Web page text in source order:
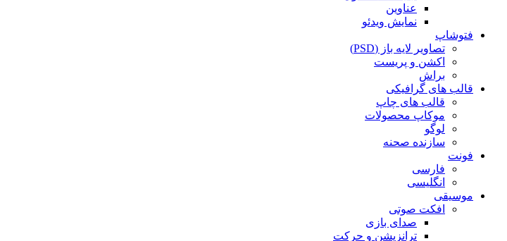
عناوین
نمایش ویدئو
فتوشاپ
تصاویر لایه باز (PSD)
اکشن و پریست
براش
قالب های گرافیکی
قالب های چاپ
موکاپ محصولات
لوگو
سازنده صحنه
فونت
فارسی
انگلیسی
موسیقی
افکت صوتی
صدای بازی
ترانزیشن و حرکت